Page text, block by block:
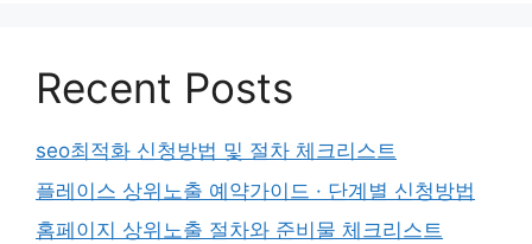
Recent Posts
seo최적화 신청방법 및 절차 체크리스트
플레이스 상위노출 예약가이드 · 단계별 신청방법
홈페이지 상위노출 절차와 준비물 체크리스트